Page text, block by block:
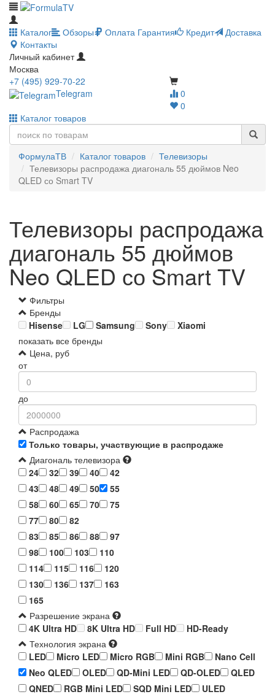
Каталог Обзоры Оплата Гарантия Кредит
Доставка
Контакты
Личный кабинет
Москва
0
0
+7 (495) 929-70-22
Telegram
Каталог товаров
ФормулаТВ Каталог товаров
Телевизоры
Телевизоры распродажа диагональ 55 дюймов Neo
QLED со Smart TV
Телевизоры распродажа
диагональ 55 дюймов
Neo QLED со Smart TV
Фильтры
Бренды
Hisense
LG Samsung Sony
Xiaomi
показать все бренды
Цена, руб
от
до
Распродажа
Только товары, участвующие в распродаже
Диагональ телевизора
24
32 39 40
42
43
48 49 50
55
58
60 65 70
75
77
80
82
83
85 86 88
97
98
100 103
110
114
115 116
120
130
136 137
163
165
Разрешение экрана
4K Ultra HD
8K Ultra HD Full HD
HD-Ready
Технология экрана
LED
Micro LED Micro RGB Mini RGB
Nano Cell
Neo QLED
OLED QD-Mini LED QD-OLED
QLED
QNED
RGB Mini LED SQD Mini LED
ULED